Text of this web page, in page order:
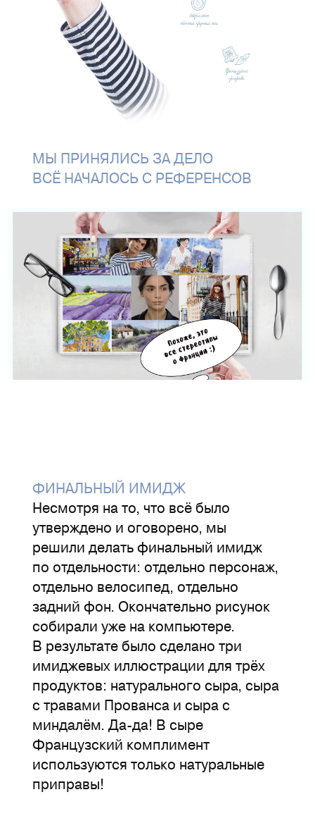
МЫ ПРИНЯЛИСЬ ЗА ДЕЛО
ВСЁ НАЧАЛОСЬ С РЕФЕРЕНСОВ
ФИНАЛЬНЫЙ ИМИДЖ
Несмотря на то, что всё было
утверждено и оговорено, мы
решили делать финальный имидж
по отдельности: отдельно персонаж,
отдельно велосипед, отдельно
задний фон. Окончательно рисунок
собирали уже на компьютере.
В результате было сделано три
имиджевых иллюстрации для трёх
продуктов: натурального сыра, сыра
с травами Прованса и сыра с
миндалём. Да-да! В сыре
Французский комплимент
используются только натуральные
приправы!